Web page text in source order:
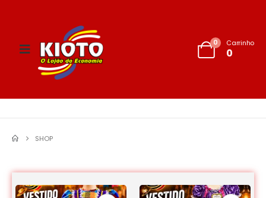
0 Carrinho
0
SHOP